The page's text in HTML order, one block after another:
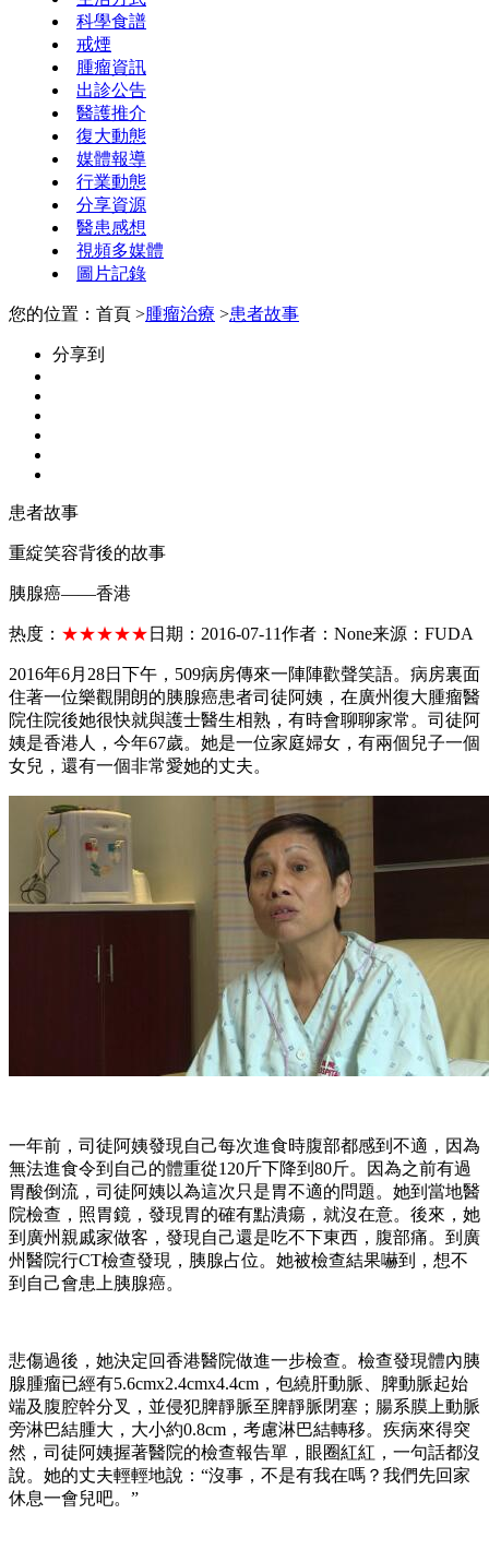
科學食譜
戒煙
腫瘤資訊
出診公告
醫護推介
復大動態
媒體報導
行業動態
分享資源
醫患感想
視頻多媒體
圖片記錄
您的位置：首頁 >腫瘤治療 >患者故事
分享到
患者故事
重綻笑容背後的故事
胰腺癌——香港
热度： ★★★★★ 日期： 2016-07-11作者： None来源： FUDA
2016年6月28日下午，509病房傳來一陣陣歡聲笑語。病房裏面
住著一位樂觀開朗的胰腺癌患者司徒阿姨，在廣州復大腫瘤醫
院住院後她很快就與護士醫生相熟，有時會聊聊家常。司徒阿
姨是香港人，今年67歲。她是一位家庭婦女，有兩個兒子一個
女兒，還有一個非常愛她的丈夫。
一年前，司徒阿姨發現自己每次進食時腹部都感到不適，因為
無法進食令到自己的體重從120斤下降到80斤。因為之前有過
胃酸倒流，司徒阿姨以為這次只是胃不適的問題。她到當地醫
院檢查，照胃鏡，發現胃的確有點潰瘍，就沒在意。後來，她
到廣州親戚家做客，發現自己還是吃不下東西，腹部痛。到廣
州醫院行CT檢查發現，胰腺占位。她被檢查結果嚇到，想不
到自己會患上胰腺癌。
悲傷過後，她決定回香港醫院做進一步檢查。檢查發現體內胰
腺腫瘤已經有5.6cmx2.4cmx4.4cm，包繞肝動脈、脾動脈起始
端及腹腔幹分叉，並侵犯脾靜脈至脾靜脈閉塞；腸系膜上動脈
旁淋巴結腫大，大小約0.8cm，考慮淋巴結轉移。疾病來得突
然，司徒阿姨握著醫院的檢查報告單，眼圈紅紅，一句話都沒
說。她的丈夫輕輕地說：“沒事，不是有我在嗎？我們先回家
休息一會兒吧。”